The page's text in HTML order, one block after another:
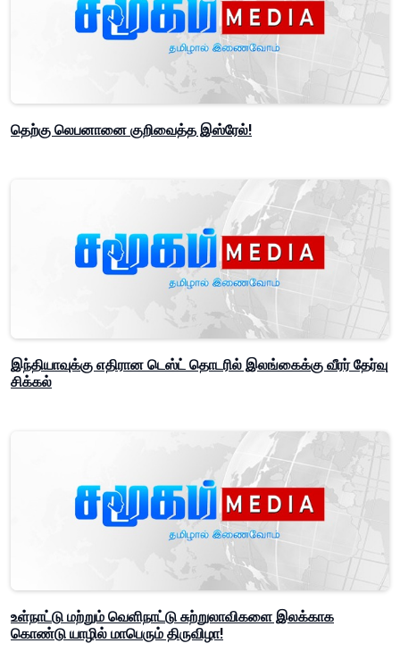
தெற்கு லெபனானை குறிவைத்த இஸ்ரேல்!
இந்தியாவுக்கு எதிரான டெஸ்ட் தொடரில் இலங்கைக்கு வீரர் தேர்வு
சிக்கல்
உள்நாட்டு மற்றும் வெளிநாட்டு சுற்றுலாவிகளை இலக்காக
கொண்டு யாழில் மாபெரும் திருவிழா!